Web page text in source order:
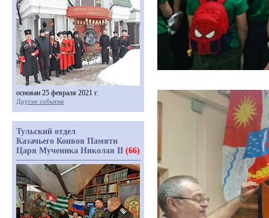
основан 25 февраля 2021 г.
Другие события
Тульский отдел
Казачьего Конвоя Памяти
Царя Мученика Николая II (66)